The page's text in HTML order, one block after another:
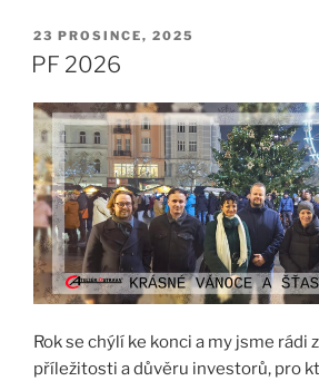
PUBLIKOVÁNO
23 PROSINCE, 2025
PF 2026
Rok se chýlí ke konci a my jsme rádi
příležitosti a důvěru investorů, pro